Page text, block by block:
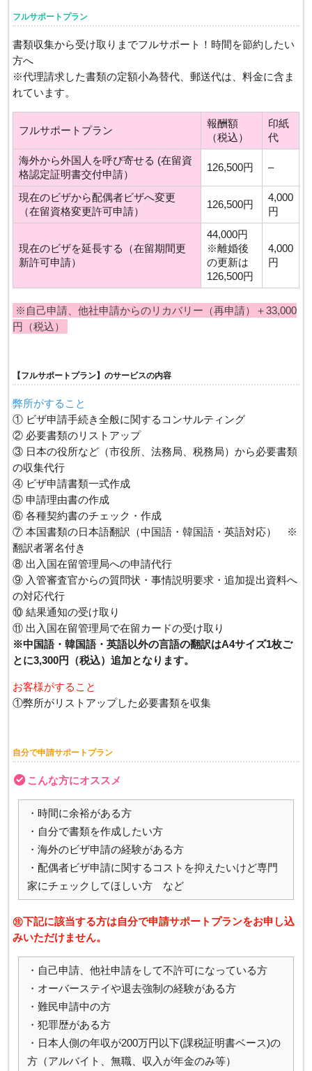
フルサポートプラン
書類収集から受け取りまでフルサポート！時間を節約したい
方へ
※代理請求した書類の定額小為替代、郵送代は、料金に含ま
れています。
フルサポートプラン
報酬額
（税込）
印紙
代
海外から外国人を呼び寄せる (在留資
格認定証明書交付申請）
126,500円 –
現在のビザから配偶者ビザへ変更
（在留資格変更許可申請）
126,500円
4,000
円
現在のビザを延長する（在留期間更
新許可申請）
44,000円
※離婚後
の更新は
126,500円
4,000
円
※自己申請、他社申請からのリカバリー（再申請）＋33,000
円（税込）
【フルサポートプラン】のサービスの内容
弊所がすること
① ビザ申請手続き全般に関するコンサルティング
② 必要書類のリストアップ
③ 日本の役所など（市役所、法務局、税務局）から必要書類
の収集代行
④ ビザ申請書類一式作成
⑤ 申請理由書の作成
⑥ 各種契約書のチェック・作成
⑦ 本国書類の日本語翻訳（中国語・韓国語・英語対応） ※
翻訳者署名付き
⑧ 出入国在留管理局への申請代行
⑨ 入管審査官からの質問状・事情説明要求・追加提出資料へ
の対応代行
⑩ 結果通知の受け取り
⑪ 出入国在留管理局で在留カードの受け取り
​※中国語・韓国語・英語以外の言語の翻訳はA4サイズ1枚ご
とに3,300円（税込）追加となります。
お客様がすること
​①弊所がリストアップした必要書類を収集
自分で申請サポートプラン
こんな方にオススメ
・時間に余裕がある方
・自分で書類を作成したい方
・海外のビザ申請の経験がある方
・配偶者ビザ申請に関するコストを抑えたいけど専門
家にチェックしてほしい方 など
㊟下記に該当する方は自分で申請サポートプランをお申し込
みいただけません。
・自己申請、他社申請をして不許可になっている方
・オーバーステイや退去強制の経験がある方
・難民申請中の方
・犯罪歴がある方
・日本人側の年収が200万円以下(課税証明書ベース)の
方（アルバイト、無職、収入が年金のみ等）